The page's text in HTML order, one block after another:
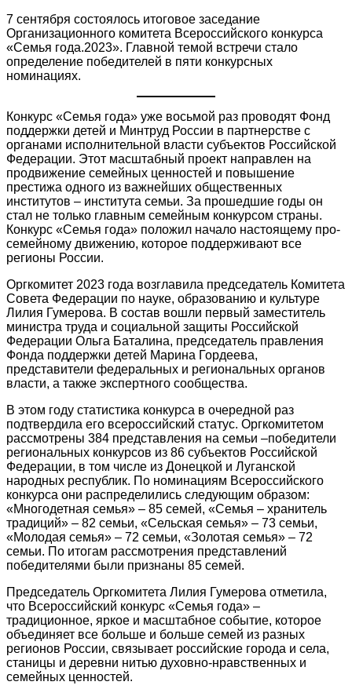
7 сентября состоялось итоговое заседание
Организационного комитета Всероссийского конкурса
«Семья года.2023». Главной темой встречи стало
определение победителей в пяти конкурсных
номинациях.
Конкурс «Семья года» уже восьмой раз проводят Фонд
поддержки детей и Минтруд России в партнерстве с
органами исполнительной власти субъектов Российской
Федерации. Этот масштабный проект направлен на
продвижение семейных ценностей и повышение
престижа одного из важнейших общественных
институтов – института семьи. За прошедшие годы он
стал не только главным семейным конкурсом страны.
Конкурс «Семья года» положил начало настоящему про-
семейному движению, которое поддерживают все
регионы России.
Оргкомитет 2023 года возглавила председатель Комитета
Совета Федерации по науке, образованию и культуре
Лилия Гумерова. В состав вошли первый заместитель
министра труда и социальной защиты Российской
Федерации Ольга Баталина, председатель правления
Фонда поддержки детей Марина Гордеева,
представители федеральных и региональных органов
власти, а также экспертного сообщества.
В этом году статистика конкурса в очередной раз
подтвердила его всероссийский статус. Оргкомитетом
рассмотрены 384 представления на семьи –победители
региональных конкурсов из 86 субъектов Российской
Федерации, в том числе из Донецкой и Луганской
народных республик. По номинациям Всероссийского
конкурса они распределились следующим образом:
«Многодетная семья» – 85 семей, «Семья – хранитель
традиций» – 82 семьи, «Сельская семья» – 73 семьи,
«Молодая семья» – 72 семьи, «Золотая семья» – 72
семьи. По итогам рассмотрения представлений
победителями были признаны 85 семей.
Председатель Оргкомитета Лилия Гумерова отметила,
что Всероссийский конкурс «Семья года» –
традиционное, яркое и масштабное событие, которое
объединяет все больше и больше семей из разных
регионов России, связывает российские города и села,
станицы и деревни нитью духовно-нравственных и
семейных ценностей.